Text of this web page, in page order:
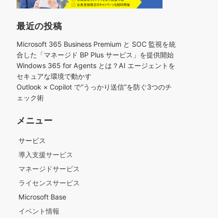
最近の投稿
Microsoft 365 Business Premium と SOC 監視を統
合した「マネージド BP Plus サービス」を提供開始
Windows 365 for Agents とは？AI エージェントを
セキュアな環境で動かす
Outlook × Copilot で“うっかり送信”を防ぐ3つのチ
ェック術​
メニュー
サービス
導入支援サービス
マネージドサービス
ライセンスサービス
Microsoft Base
イベント情報